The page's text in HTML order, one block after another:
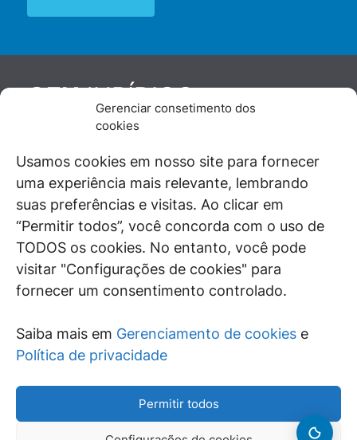
Gerenciar consetimento dos
cookies
Usamos cookies em nosso site para fornecer
uma experiência mais relevante, lembrando
suas preferências e visitas. Ao clicar em
“Permitir todos”, você concorda com o uso de
TODOS os cookies. No entanto, você pode
visitar "Configurações de cookies" para
fornecer um consentimento controlado.
Saiba mais em Gerenciamento de cookies e
Política de privacidade
Permitir todos
GENJURÍDICO
De maneira independente, os autores e
juristas e doutrinadores nacionais, se posicionam
diante de questões relevantes do cotidiano e
universo jurídico.
SIGA